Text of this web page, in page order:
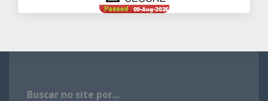
Buscar no site por...